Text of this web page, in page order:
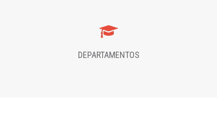
DEPARTAMENTOS